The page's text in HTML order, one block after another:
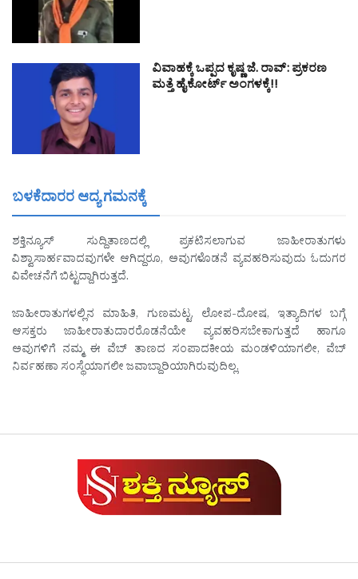
ವಿವಾಹಕ್ಕೆ ಒಪ್ಪದ ಕೃಷ್ಣ ಜೆ. ರಾವ್: ಪ್ರಕರಣ
ಮತ್ತೆ ಹೈಕೋರ್ಟ್ ಅಂಗಳಕ್ಕೆ!!
ಬಳಕೆದಾರರ ಆದ್ಯ ಗಮನಕ್ಕೆ
ಶಕ್ತಿನ್ಯೂಸ್ ಸುದ್ದಿತಾಣದಲ್ಲಿ ಪ್ರಕಟಿಸಲಾಗುವ ಜಾಹೀರಾತುಗಳು
ವಿಶ್ವಾಸಾರ್ಹವಾದವುಗಳೇ ಆಗಿದ್ದರೂ, ಅವುಗಳೊಡನೆ ವ್ಯವಹರಿಸುವುದು ಓದುಗರ
ವಿವೇಚನೆಗೆ ಬಿಟ್ಟದ್ದಾಗಿರುತ್ತದೆ.
ಜಾಹೀರಾತುಗಳಲ್ಲಿನ ಮಾಹಿತಿ, ಗುಣಮಟ್ಟ, ಲೋಪ-ದೋಷ, ಇತ್ಯಾದಿಗಳ ಬಗ್ಗೆ
ಆಸಕ್ತರು ಜಾಹೀರಾತುದಾರರೊಡನೆಯೇ ವ್ಯವಹರಿಸಬೇಕಾಗುತ್ತದೆ ಹಾಗೂ
ಅವುಗಳಿಗೆ ನಮ್ಮ ಈ ವೆಬ್ ತಾಣದ ಸಂಪಾದಕೀಯ ಮಂಡಳಿಯಾಗಲೀ, ವೆಬ್
ನಿರ್ವಹಣಾ ಸಂಸ್ಥೆಯಾಗಲೀ ಜವಾಬ್ದಾರಿಯಾಗಿರುವುದಿಲ್ಲ.